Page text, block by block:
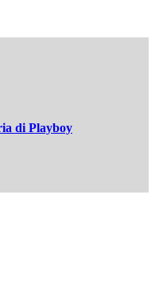
di Playboy